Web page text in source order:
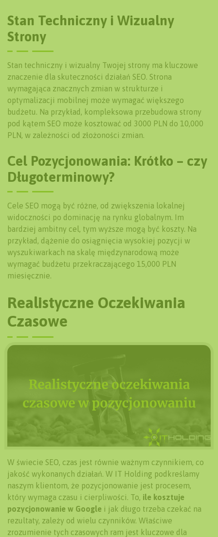
Stan Techniczny i Wizualny
Strony
Stan techniczny i wizualny Twojej strony ma kluczowe
znaczenie dla skuteczności działań SEO. Strona
wymagająca znacznych zmian w strukturze i
optymalizacji mobilnej może wymagać większego
budżetu. Na przykład, kompleksowa przebudowa strony
pod kątem SEO może kosztować od 3000 PLN do 10,000
PLN, w zależności od złożoności zmian.
Cel Pozycjonowania: Krótko – czy
Długoterminowy?
Cele SEO mogą być różne, od zwiększenia lokalnej
widoczności po dominację na rynku globalnym. Im
bardziej ambitny cel, tym wyższe mogą być koszty. Na
przykład, dążenie do osiągnięcia wysokiej pozycji w
wyszukiwarkach na skalę międzynarodową może
wymagać budżetu przekraczającego 15,000 PLN
miesięcznie.
Realistyczne Oczekiwania
Czasowe
W świecie SEO, czas jest równie ważnym czynnikiem, co
jakość wykonanych działań. W IT Holding podkreślamy
naszym klientom, że pozycjonowanie jest procesem,
który wymaga czasu i cierpliwości. To, ile kosztuje
pozycjonowanie w Google i jak długo trzeba czekać na
rezultaty, zależy od wielu czynników. Właściwe
zrozumienie tych czasowych ram jest kluczowe dla